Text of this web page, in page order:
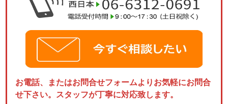
お電話、またはお問合せフォームよりお気軽にお問合
せ下さい。スタッフが丁寧に対応致します。